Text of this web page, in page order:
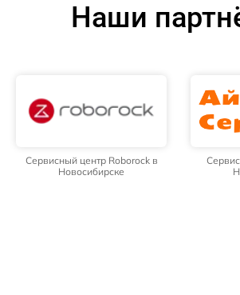
Наши
Сервисный центр Roborock в
Новосибирске